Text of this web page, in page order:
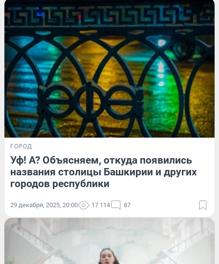
ГОРОД
Уф! А? Объясняем, откуда появились
названия столицы Башкирии и других
городов республики
29 декабря, 2025, 20:00 17 114 87